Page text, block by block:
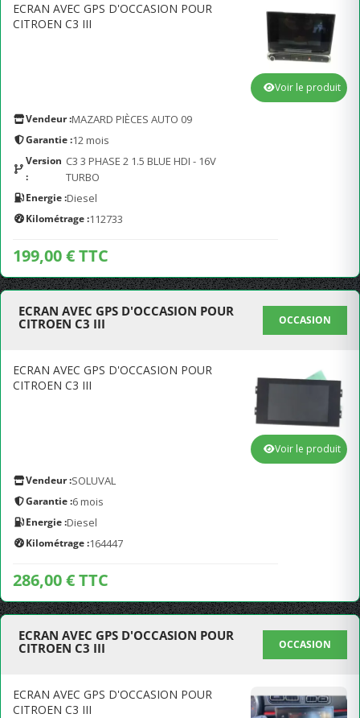
ECRAN AVEC GPS D'OCCASION POUR
CITROEN C3 III
Vendeur :MAZARD PIÈCES AUTO 09
Garantie :12 mois
Version
:
C3 3 PHASE 2 1.5 BLUE HDI - 16V
TURBO
Energie :Diesel
Kilométrage :112733
199,00 € TTC
Voir le produit
ECRAN AVEC GPS D'OCCASION POUR
CITROEN C3 III
OCCASION
ECRAN AVEC GPS D'OCCASION POUR
CITROEN C3 III
Vendeur :SOLUVAL
Garantie :6 mois
Energie :Diesel
Kilométrage :164447
286,00 € TTC
Voir le produit
ECRAN AVEC GPS D'OCCASION POUR
CITROEN C3 III
OCCASION
ECRAN AVEC GPS D'OCCASION POUR
CITROEN C3 III